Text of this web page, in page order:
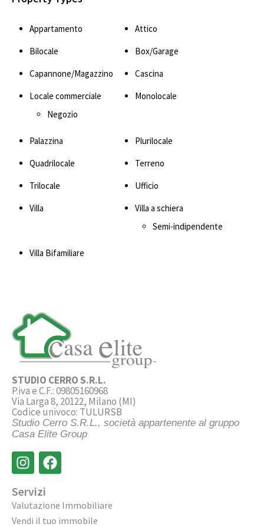
Appartamento
Attico
Bilocale
Box/Garage
Capannone/Magazzino
Cascina
Locale commerciale
Negozio
Monolocale
Palazzina
Plurilocale
Quadrilocale
Terreno
Trilocale
Ufficio
Villa
Villa a schiera
Semi-indipendente
Villa Bifamiliare
STUDIO CERRO S.R.L.
P.iva e C.F.: 09805160968
Via Larga 8, 20122, Milano (MI)
Codice univoco: TULURSB
Studio Cerro S.R.L., società appartenente al gruppo
Casa Elite Group
Servizi
Valutazione Immobiliare
Vendi il tuo immobile